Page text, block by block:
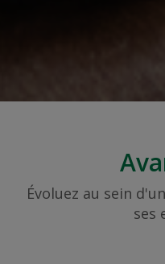
Évoluez au sein
ses